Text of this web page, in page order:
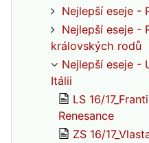
Nejlepší eseje -
Nejlepší eseje -
královských rodů
Nejlepší eseje -
Itálii
LS 16/
Renesance
ZS 16/